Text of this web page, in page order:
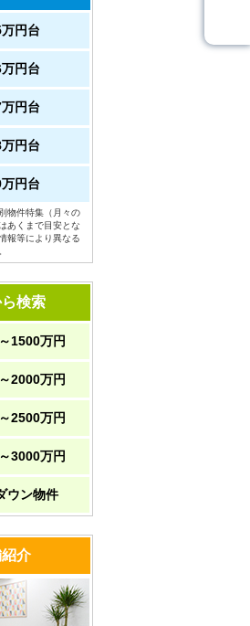
円台
円台
円台
円台
円台
物件特集（月々の
あくまで目安とな
報等により異なる
検索
1500万円
2000万円
2500万円
3000万円
ウン物件
介